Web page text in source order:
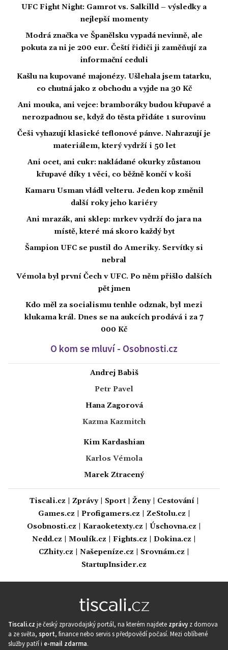
UFC Fight Night: Gamrot vs. Salkilld – výsledky a
nejlepší momenty
Modrá značka ve Španělsku vypadá nevinně, ale
pokuta za ni je 200 eur. Čeští řidiči ji zaměňují za
informační ceduli
Kašlu na kupované majonézy. Ušlehala jsem tatarku,
co chutná jako z obchodu a vyjde na 30 Kč
Ani mouka, ani vejce: bramboráky budou křupavé a
nerozpadnou se, když do těsta přidáte 1 surovinu
Češi vyhazují klasické teflonové pánve. Nahrazují je
materiálem, který vydrží i 50 let
Ani ocet, ani cukr: nakládané okurky zůstanou
křupavé díky 1 věci, co běžně končí v koši
Kamaru Usman vládl velteru. Jeden kop změnil
další roky jeho kariéry
Ani mrazák, ani sklep: mrkev vydrží do jara na
místě, které má skoro každý byt
Šampion UFC se pustil do Ameriky. Servítky si
nebral
Vémola byl první Čech v UFC. Po něm přišlo dalších
pět jmen
Kdo měl za socialismu tenhle odznak, byl mezi
klukama král. Dnes se na aukcích prodává i za 7
000 Kč
O kom se mluví - Osobnosti.cz
Andrej Babiš
Petr Pavel
Hana Zagorová
Kazma Kazmitch
Kim Kardashian
Karlos Vémola
Marek Ztracený
Tiscali.cz Zprávy| Sport| Ženy| Cestování|
Games.cz
Profigamers.cz ZeStolu.cz
Osobnosti.cz
Karaoketexty.cz Úschovna.cz
Nedd.cz
Moulík.cz Fights.cz Dokina.cz
CZhity.cz
Našepeníze.cz Srovnám.cz
StartupInsider.cz
Tiscali.cz je český zpravodajský portál, na kterém najdete zprávy z domova
a ze světa, sport, finance nebo servis s předpovědí počasí. Mezi oblíbené
služby patří i e-mail zdarma.